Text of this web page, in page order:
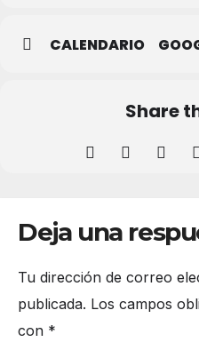
CALENDARIO
Share
Deja una
Tu dirección de correo
publicada. Los campos
con *